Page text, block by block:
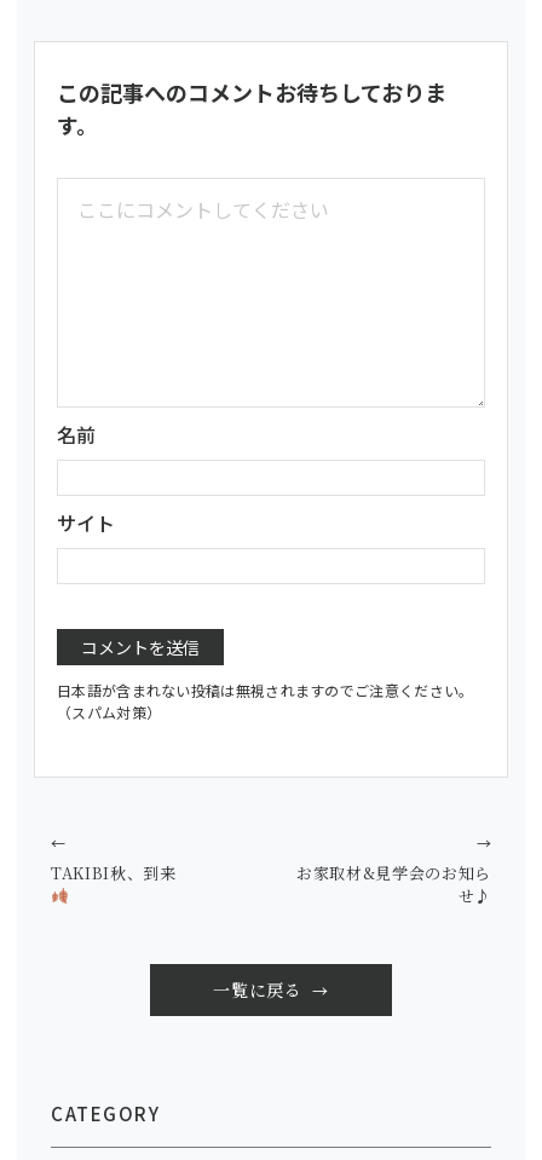
この記事へのコメントお待ちしておりま
す。
名前
サイト
日本語が含まれない投稿は無視されますのでご注意ください。
（スパム対策）
TAKIBI秋、到来
←
一覧に戻る
お家取材&見学会のお知ら
せ♪
→
CATEGORY